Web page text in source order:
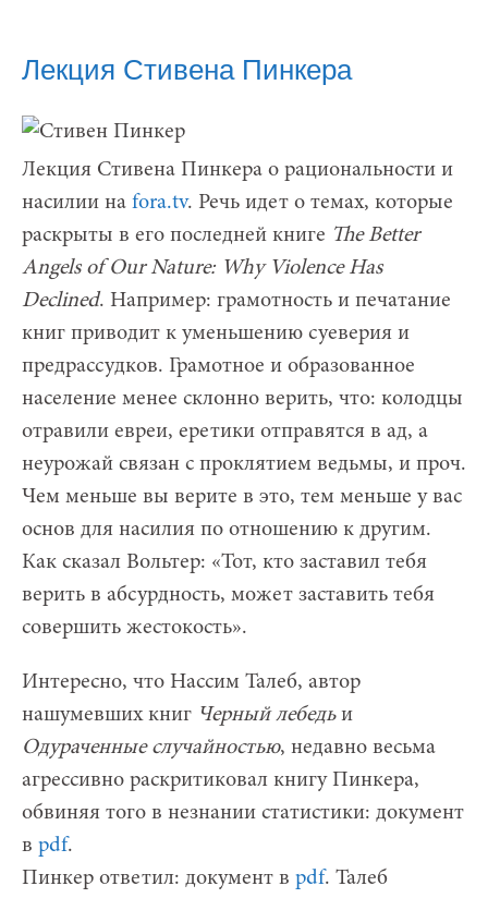
Лекция Стивена Пинкера
Лекция Стивена Пинкера о рациональности и
насилии на fora.tv. Речь идет о темах, которые
раскрыты в его последней книге The Better
Angels of OurNature: Why Violence Has
Declined. Например: грамотность и печатание
книг приводит к уменьшению суеверия и
предрассудков. Грамотное и образованное
население менее склонно верить, что: колодцы
отравили евреи, еретики отправятся в ад, а
неурожай связан с проклятием ведьмы, и проч.
Чем меньше вы верите в это, тем меньше у вас
основ для насилия по отношению к другим.
Как сказал Вольтер: «Тот, кто заставил тебя
верить в абсурдность, может заставить тебя
совершить жестокость».
Интересно, что Нассим Талеб, автор
нашумевших книг Черный лебедьи
Одураченные случайностью, недавно весьма
агрессивно раскритиковал книгу Пинкера,
обвиняя того в незнании статистики: документ
в pdf.
Пинкер ответил: документ в pdf. Талеб